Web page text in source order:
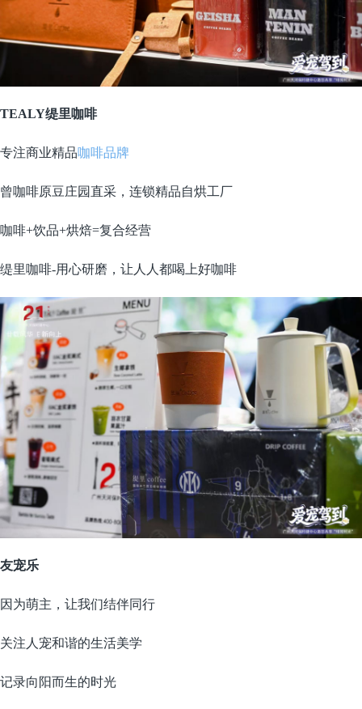
TEALY缇里咖啡
专注商业精品咖啡品牌
曾咖啡原豆庄园直采，连锁精品自烘工厂
咖啡+饮品+烘焙=复合经营
缇里咖啡-用心研磨，让人人都喝上好咖啡
友宠乐
因为萌主，让我们结伴同行
关注人宠和谐的生活美学
记录向阳而生的时光